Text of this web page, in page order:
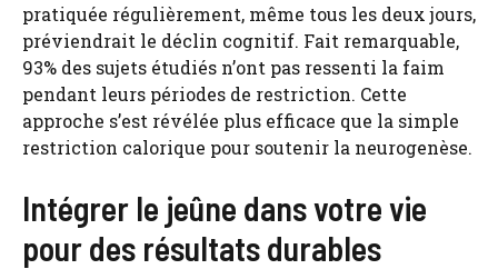
pratiquée régulièrement, même tous les deux jours,
préviendrait le déclin cognitif. Fait remarquable,
93% des sujets étudiés n’ont pas ressenti la faim
pendant leurs périodes de restriction. Cette
approche s’est révélée plus efficace que la simple
restriction calorique pour soutenir la neurogenèse.
Intégrer le jeûne dans votre vie
pour des résultats durables